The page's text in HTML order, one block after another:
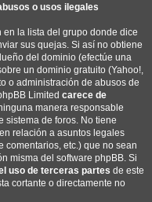
o usos ilegales
la lista del grupo donde dice
sus quejas. Si así no obtiene
del dominio (efectúe una
un dominio gratuito (Yahoo!,
o administración de abusos de
Limited carece de
manera responsable
sistema de foros. No tiene
relación a asuntos legales
comentarios, etc.) que no sean
misma del software phpBB. Si
uso de terceras partes de este
cortante o directamente no